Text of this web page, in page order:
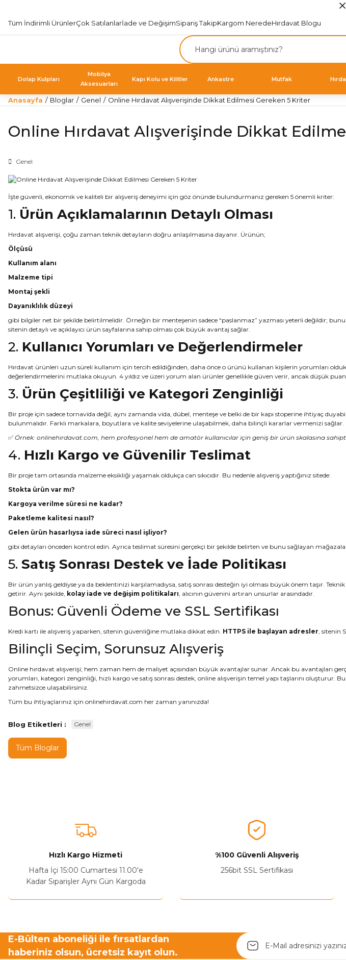
Tüm İndirimli ÜrünlerÇok Satılanlarİade ve DeğişimSipariş TakipKargom NeredeHırdavat Blogu
Dolap Kulpları
Mobilya
Aksesuarları
Kapı Kolu ve Kilitler Ankastre Mutfak
Anasayfa Bloglar Genel Online Hırdavat Alışverişinde Dikkat Edilmesi Gereken 5 Kriter
Online Hırdavat Alışverişinde Dikkat
Genel
İşte güvenli, ekonomik ve kaliteli bir alışveriş deneyimi için göz önünde bulundurmanız gereken 5 önemli kriter:
1. Ürün Açıklamalarının Detaylı Olması
Hırdavat alışverişi, çoğu zaman teknik detayların doğru anlaşılmasına dayanır. Ürünün;
Ölçüsü
Kullanım alanı
Malzeme tipi
Montaj şekli
Dayanıklılık düzeyi
gibi bilgiler net bir şekilde belirtilmelidir. Örneğin bir menteşenin sadece “paslanmaz” yazması yeterli değildir;
sitenin detaylı ve açıklayıcı ürün sayfalarına sahip olması çok büyük avantaj sağlar.
2. Kullanıcı Yorumları ve Değerlendirmeler
Hırdavat ürünleri uzun süreli kullanım için tercih edildiğinden, daha önce o ürünü kullanan kişilerin yorumları
değerlendirmelerini mutlaka okuyun. 4 yıldız ve üzeri yorum alan ürünler genellikle güven verir, ancak düşük
3. Ürün Çeşitliliği ve Kategori Zenginliği
Bir proje için sadece tornavida değil, aynı zamanda vida, dübel, menteşe ve belki de bir kapı stoperine ihtiyaç
bulunmalıdır. Farklı markalara, boyutlara ve kalite seviyelerine ulaşabilmek, daha bilinçli kararlar vermenizi sağlar.
✅ Örnek: onlinehirdavat.com , hem profesyonel hem de amatör kullanıcılar için geniş bir ürün skalasına
4. Hızlı Kargo ve Güvenilir Teslimat
Bir proje tam ortasında malzeme eksikliği yaşamak oldukça can sıkıcıdır. Bu nedenle alışveriş yaptığınız sitede:
Stokta ürün var mı?
Kargoya verilme süresi ne kadar?
Paketleme kalitesi nasıl?
Gelen ürün hasarlıysa iade süreci nasıl işliyor?
gibi detayları önceden kontrol edin. Ayrıca teslimat süresini gerçekçi bir şekilde belirten ve bunu sağlayan
5. Satış Sonrası Destek ve İade Politikası
Bir ürün yanlış geldiyse ya da beklentinizi karşılamadıysa, satış sonrası desteğin iyi olması büyük önem taşır.
getirir. Aynı şekilde, kolay iade ve değişim politikaları , alıcının güvenini artıran unsurlar arasındadır.
Bonus: Güvenli Ödeme ve SSL Sertifikası
Kredi kartı ile alışveriş yaparken, sitenin güvenliğine mutlaka dikkat edin. HTTPS ile başlayan adresler , sitenin
Bilinçli Seçim, Sorunsuz Alışveriş
Online hırdavat alışverişi; hem zaman hem de maliyet açısından büyük avantajlar sunar. Ancak bu avantajları
yorumları, kategori zenginliği, hızlı kargo ve satış sonrası destek, online alışverişin temel yapı taşlarını
zahmetsizce ulaşabilirsiniz.
Tüm bu ihtiyaçlarınız için onlinehirdavat.com her zaman yanınızda!
Blog Etiketleri : Genel
Tüm Bloglar
Hızlı Kargo Hizmeti
Hafta İçi 15:00 Cumartesi 11.00'e
Kadar Siparişler Aynı Gün Kargoda
%100 Güvenli Alışveriş
256bit SSL Sertifikası
E-Bülten aboneliği ile fırsatlardan
haberiniz olsun, ücretsiz kayıt olun.